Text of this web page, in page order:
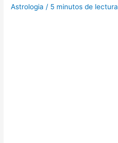
Astrologia / 5 minutos de lectura